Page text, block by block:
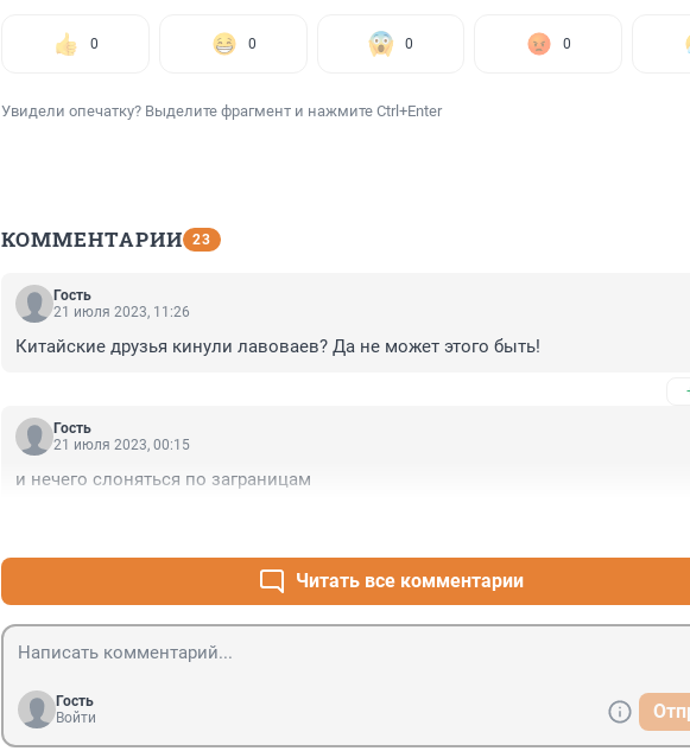
0 0 0 0
Увидели опечатку? Выделите фрагмент и нажмите Ctrl+Enter
КОММЕНТАРИИ 23
Гость
21 июля 2023, 11:26
Китайские друзья кинули лавоваев? Да не может этого быть!
Гость
21 июля 2023, 00:15
и нечего слоняться по заграницам
Читать все комментарии
Гость
Войти